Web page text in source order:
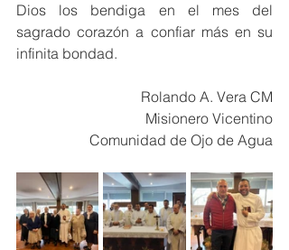
Dios los bendiga en el mes del
sagrado corazón a confiar más en su
infinita bondad.
Rolando A. Vera CM
Misionero Vicentino
Comunidad de Ojo de Agua